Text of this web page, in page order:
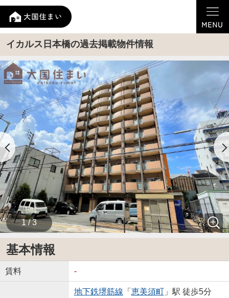
イカルス日本橋の過去掲載物件情報
1 / 3
基本情報
賃料 -
地下鉄堺筋線 「 恵美須町」駅 徒歩5分